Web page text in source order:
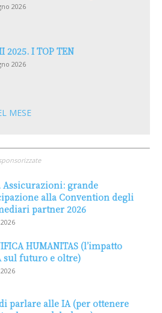
2026
2025. I TOP TEN
2026
MESE
Assicurazioni: grande
alla Convention degli
partner 2026
HUMANITAS (l’impatto
sul futuro e oltre)
di parlare alle IA (per ottenere